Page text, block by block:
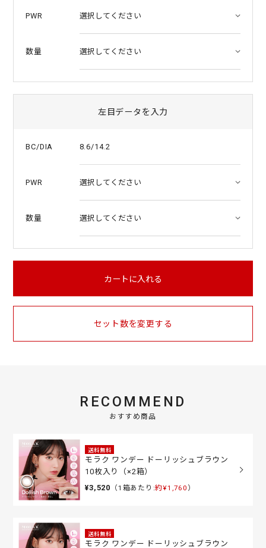
PWR
数量
左目データを入力
BC/DIA 8.6/14.2
PWR
数量
カートに入れる
セット数を変更する
RECOMMEND
おすすめ商品
送料無料
モラク ワンデー ドーリッシュブラウン
10枚入り（×2箱）
¥3,520 （1箱あたり:約¥1,760 ）
送料無料
モラク ワンデー ドーリッシュブラウン